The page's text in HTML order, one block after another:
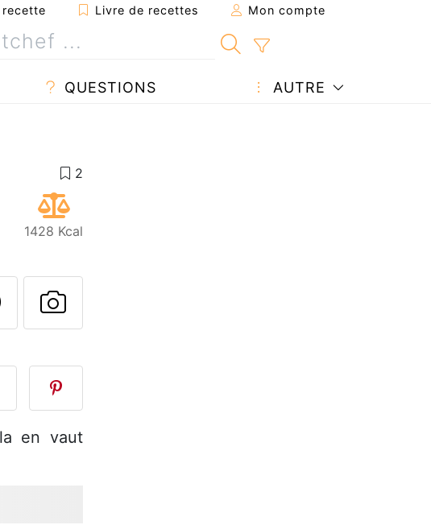
recette Livre de recettes Mon compte
QUESTIONS AUTRE
1428 Kcal
recette à un ami
cette page
Poser une question à l'auteur
Publier votre photo de cette
en vaut